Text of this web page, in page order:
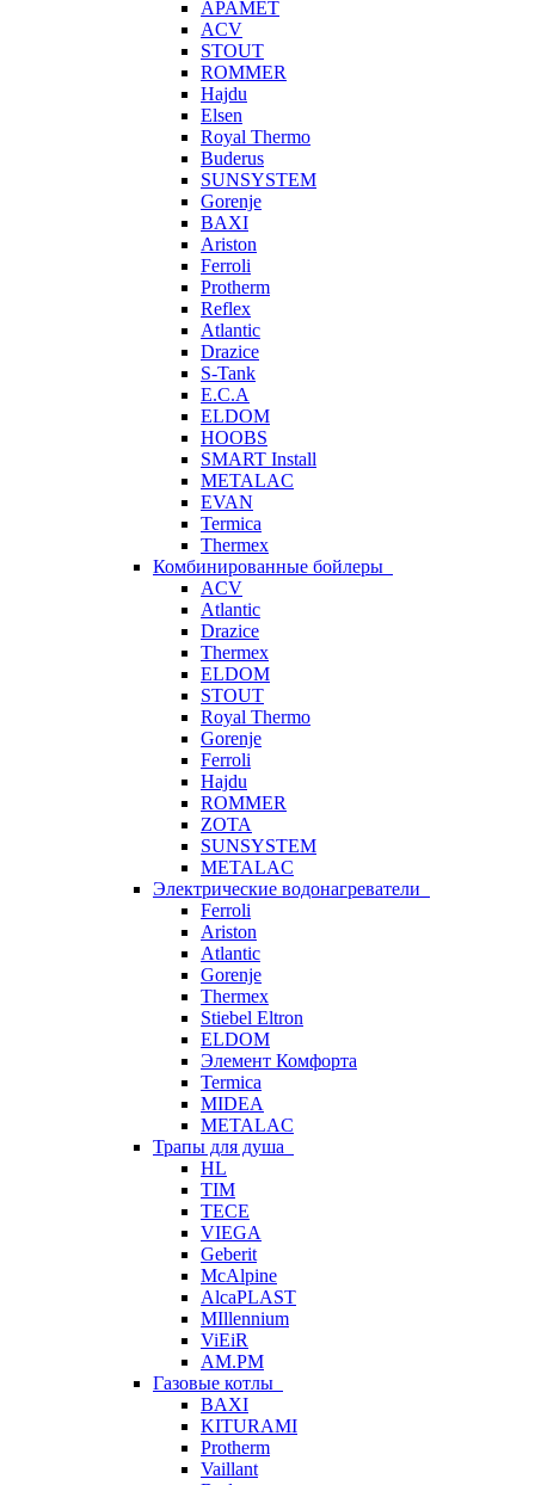
APAMET
ACV
STOUT
ROMMER
Hajdu
Elsen
Royal Thermo
Buderus
SUNSYSTEM
Gorenje
BAXI
Ariston
Ferroli
Protherm
Reflex
Atlantic
Drazice
S-Tank
E.C.A
ELDOM
HOOBS
SMART Install
METALAC
EVAN
Termica
Thermex
Комбинированные бойлеры
ACV
Atlantic
Drazice
Thermex
ELDOM
STOUT
Royal Thermo
Gorenje
Ferroli
Hajdu
ROMMER
ZOTA
SUNSYSTEM
METALAC
Электрические водонагреватели
Ferroli
Ariston
Atlantic
Gorenje
Thermex
Stiebel Eltron
ELDOM
Элемент Комфорта
Termica
MIDEA
METALAC
Трапы для душа
HL
TIM
TECE
VIEGA
Geberit
McAlpine
AlcaPLAST
MIllennium
ViEiR
AM.PM
Газовые котлы
BAXI
KITURAMI
Protherm
Vaillant